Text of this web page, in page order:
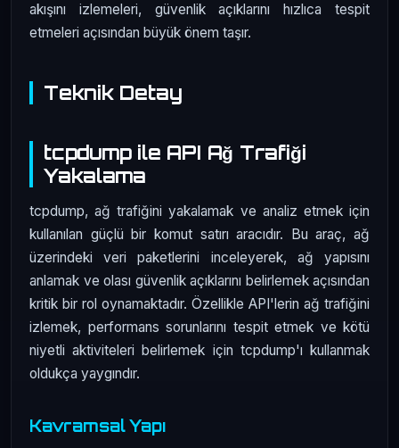
akışını izlemeleri, güvenlik açıklarını hızlıca tespit
etmeleri açısından büyük önem taşır.
Teknik Detay
tcpdump ile API Ağ Trafiği
Yakalama
tcpdump, ağ trafiğini yakalamak ve analiz etmek için
kullanılan güçlü bir komut satırı aracıdır. Bu araç, ağ
üzerindeki veri paketlerini inceleyerek, ağ yapısını
anlamak ve olası güvenlik açıklarını belirlemek açısından
kritik bir rol oynamaktadır. Özellikle API'lerin ağ trafiğini
izlemek, performans sorunlarını tespit etmek ve kötü
niyetli aktiviteleri belirlemek için tcpdump'ı kullanmak
oldukça yaygındır.
Kavramsal Yapı